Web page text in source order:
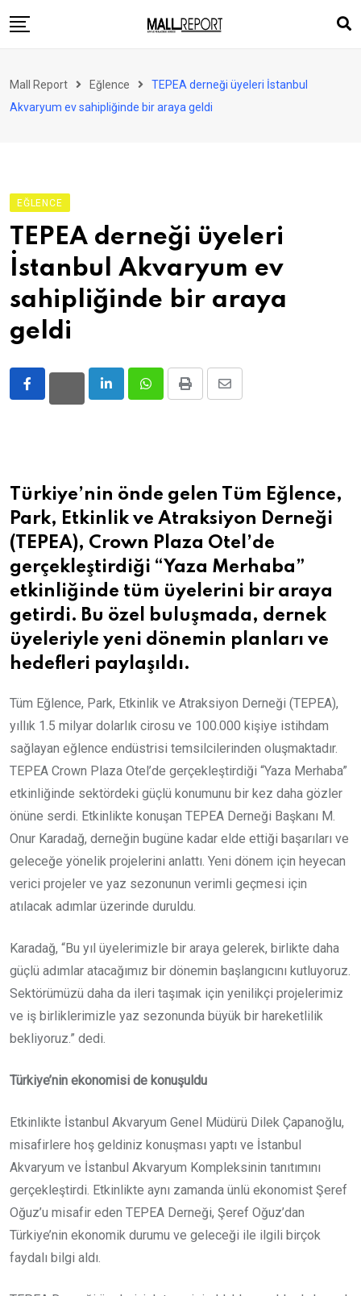
to
Perakende
Ürün ve Hizmet
Enerji
Haber
Gündem
Atamalar
Mall Report Eğlence
TEPEA derneği üyeleri İstanbul
Akvaryum ev sahipliğinde bir araya geldi
EĞLENCE
TEPEA derneği üyeleri
İstanbul Akvaryum ev
sahipliğinde bir araya
geldi
LinkedInWhatsappPrint
Share
Türkiye’nin önde gelen Tüm Eğlence,
Park, Etkinlik ve Atraksiyon Derneği
(TEPEA), Crown Plaza Otel’de
gerçekleştirdiği “Yaza Merhaba”
etkinliğinde tüm üyelerini bir araya
getirdi. Bu özel buluşmada, dernek
üyeleriyle yeni dönemin planları ve
hedefleri paylaşıldı.
Tüm Eğlence, Park, Etkinlik ve Atraksiyon Derneği (TEPEA),
yıllık 1.5 milyar dolarlık cirosu ve 100.000 kişiye istihdam
sağlayan eğlence endüstrisi temsilcilerinden oluşmaktadır.
TEPEA Crown Plaza Otel’de gerçekleştirdiği “Yaza Merhaba”
etkinliğinde sektördeki güçlü konumunu bir kez daha gözler
önüne serdi. Etkinlikte konuşan TEPEA Derneği Başkanı M.
Onur Karadağ, derneğin bugüne kadar elde ettiği başarıları ve
geleceğe yönelik projelerini anlattı. Yeni dönem için heyecan
verici projeler ve yaz sezonunun verimli geçmesi için
atılacak adımlar üzerinde duruldu.
Karadağ, “Bu yıl üyelerimizle bir araya gelerek, birlikte daha
güçlü adımlar atacağımız bir dönemin başlangıcını kutluyoruz.
Sektörümüzü daha da ileri taşımak için yenilikçi projelerimiz
ve iş birliklerimizle yaz sezonunda büyük bir hareketlilik
bekliyoruz.” dedi.
Türkiye’nin ekonomisi de konuşuldu
Etkinlikte İstanbul Akvaryum Genel Müdürü Dilek Çapanoğlu,
misafirlere hoş geldiniz konuşması yaptı ve İstanbul
Akvaryum ve İstanbul Akvaryum Kompleksinin tanıtımını
gerçekleştirdi. Etkinlikte aynı zamanda ünlü ekonomist Şeref
Oğuz’u misafir eden TEPEA Derneği, Şeref Oğuz’dan
Türkiye’nin ekonomik durumu ve geleceği ile ilgili birçok
faydalı bilgi aldı.